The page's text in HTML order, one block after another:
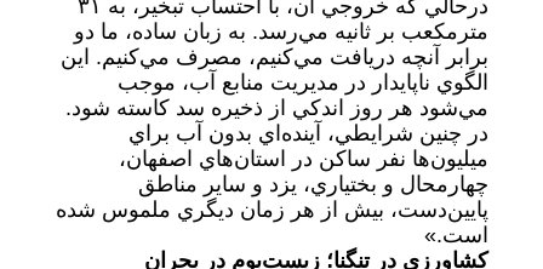
در‌حالي كه خروجي آن، با احتساب تبخير، به ۳۱
مترمكعب بر ثانيه مي‌رسد. به زبان ساده، ما دو
برابر آنچه دريافت مي‌كنيم، مصرف مي‌كنيم. اين
الگوي ناپايدار در مديريت منابع آب، موجب
مي‌شود هر روز اندكي از ذخيره سد كاسته شود.
در چنين شرايطي، آينده‌اي بدون آب براي
ميليون‌ها نفر ساكن در استان‌هاي اصفهان،
چهارمحال و بختياري، يزد و ساير مناطق
پايين‌دست، بيش از هر زمان ديگري ملموس شده
است.»
كشاورزي در تنگنا؛ زيست‌بوم در بحران